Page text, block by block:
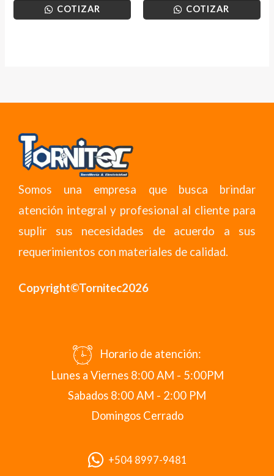
COTIZAR COTIZAR
Somos una empresa que busca brindar
atención integral y profesional al cliente para
suplir sus necesidades de acuerdo a sus
requerimientos con materiales de calidad.
Copyright©Tornitec2026
Horario de atención:
Lunes a Viernes 8:00 AM - 5:00PM
Sabados 8:00 AM - 2:00 PM
Domingos Cerrado
+504 8997-9481